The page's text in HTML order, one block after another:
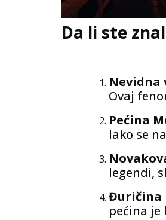
Da li ste
Nevidna
Ovaj
Pećina
Iako se
legendi,
Đuričina
pećina